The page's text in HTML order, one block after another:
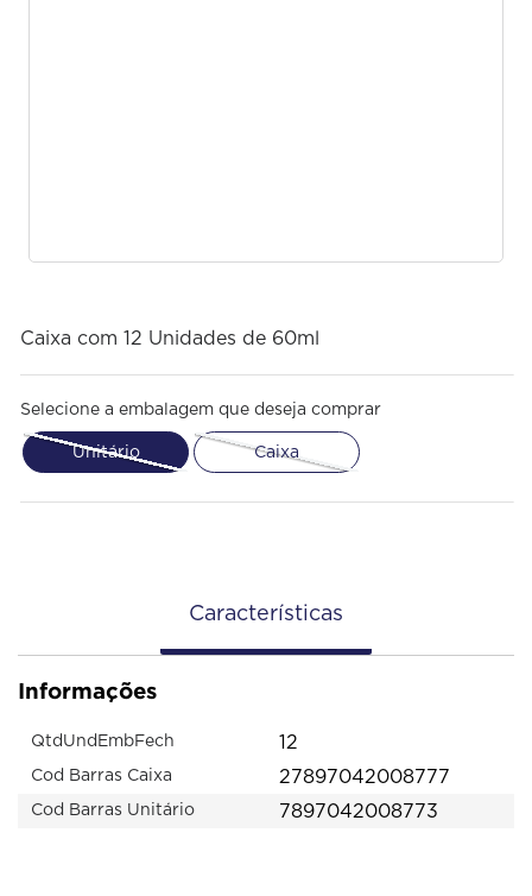
Caixa com 12 Unidades de 60ml
Selecione a embalagem que deseja comprar
Unitário Caixa
Características
Informações
QtdUndEmbFech 12
Cod Barras Caixa 27897042008777
Cod Barras Unitário 7897042008773